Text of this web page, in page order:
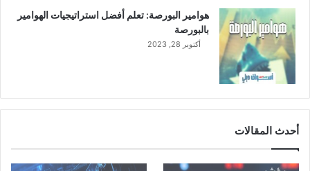
هوامير البورصة: تعلم أفضل استراتيجيات الهوامير
بالبورصة
أكتوبر 28, 2023
أحدث المقالات